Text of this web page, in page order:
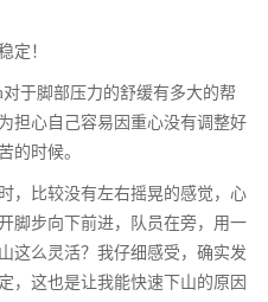
定！
于脚部压力的舒缓有多大的帮
担心自己容易因重心没有调整好
的时候。
，比较没有左右摇晃的感觉，心
脚步向下前进，队员在旁，用一
这么灵活？我仔细感受，确实发
，这也是让我能快速下山的原因